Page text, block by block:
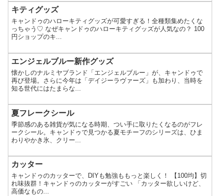
キティグッズ
キャンドゥのハローキティグッズが可愛すぎる！全種類集めたくな
っちゃう♡ なぜキャンドゥのハローキティグッズが人気なの？ 100
円ショップのキ...
エンジェルブルー新作グッズ
懐かしのナルミヤブランド「エンジェルブルー」が、キャンドゥで
再び登場。さらに今年は「デイジーラヴァーズ」も加わり、当時を
知る世代にはたまらな...
夏フレークシール
季節感のある雑貨が気になる時期、つい手に取りたくなるのがフレ
ークシール。キャンドゥで見つかる夏モチーフのシリーズは、ひま
わりやかき氷、クリー...
カッター
キャンドゥのカッターで、DIYも勉強ももっと楽しく！ 【100均】切
れ味抜群！キャンドゥのカッターがすごい 「カッター欲しいけど、
高価なもの...